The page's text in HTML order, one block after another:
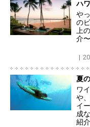
ハ
や
の
上
介〜
夏
ワ
や
イ
成
紹介